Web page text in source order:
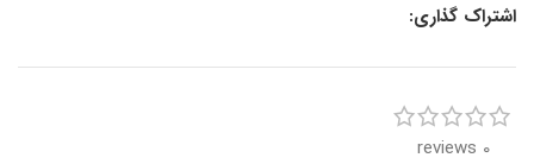
اشتراک گذاری:
0 reviews